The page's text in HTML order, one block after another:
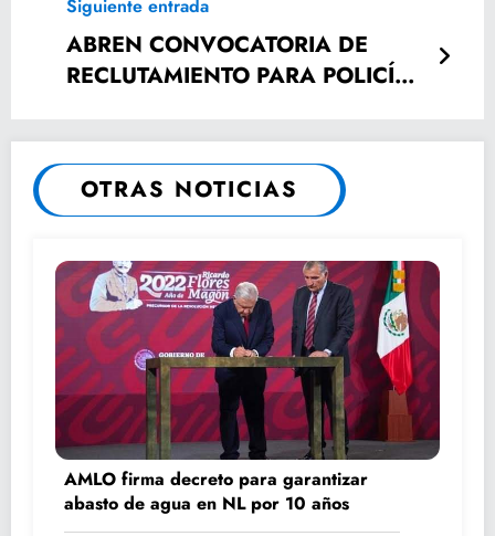
COLABORAR EN “SISTEMA
ACÉRCATE: PROGRAMAS Y
SERVICIOS PÚBLICOS PARA TI”
Siguiente entrada
ABREN CONVOCATORIA DE
RECLUTAMIENTO PARA POLICÍA
OTRAS NOTICIAS
AMLO firma decreto para garantizar
abasto de agua en NL por 10 años